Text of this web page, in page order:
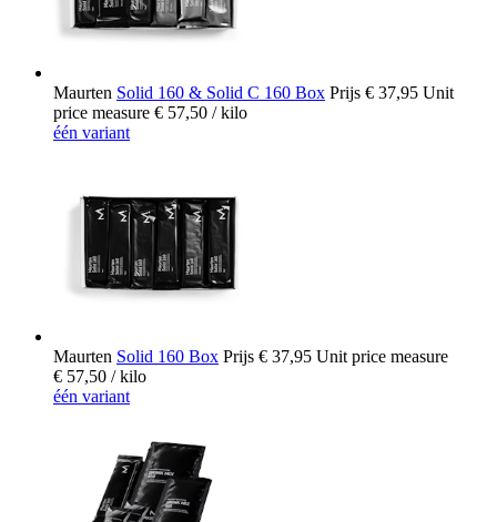
Maurten Solid 160 & Solid C 160 Box Prijs € 37,95 Unit
price measure € 57,50 / kilo
één variant
Maurten Solid 160 Box Prijs € 37,95 Unit price measure
€ 57,50 / kilo
één variant